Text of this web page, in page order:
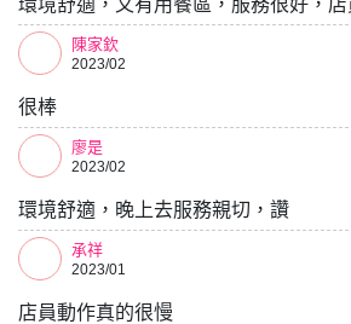
環境舒適，又有用餐區，服務很好，店
陳家欽
2023/02
很棒
廖是
2023/02
環境舒適，晚上去服務親切，讚
承祥
2023/01
店員動作真的很慢